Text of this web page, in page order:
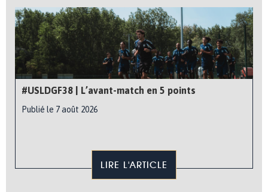
#USLDGF38 | L’avant-match en 5 points
Publié le 7 août 2026
LIRE L'ARTICLE